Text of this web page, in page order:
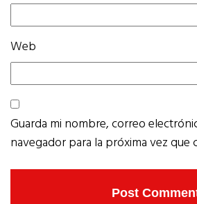
Web
Guarda mi nombre, correo
navegador para la próxima vez que